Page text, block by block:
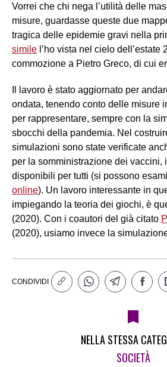
Vorrei che chi nega l’utilità delle
misure, guardasse queste due
tragica delle epidemie gravi nella
simile l’ho vista nel cielo dell’estate
commozione a Pietro Greco, di cui
Il lavoro è stato aggiornato per
ondata, tenendo conto delle misure
per rappresentare, sempre con la
sbocchi della pandemia. Nel
simulazioni sono state verificate
per la somministrazione dei vaccini,
disponibili per tutti (si possono
online). Un lavoro interessante in
impiegando la teoria dei giochi, è
(2020). Con i coautori del già citato
(2020), usiamo invece la
CONDIVIDI
NELLA STESSA
SOCIETÀ